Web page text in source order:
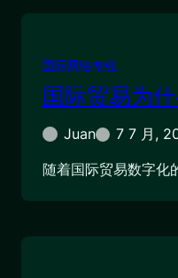
国际网络专线
国际贸易为
Juan
7 7 月,
随着国际贸易数字化